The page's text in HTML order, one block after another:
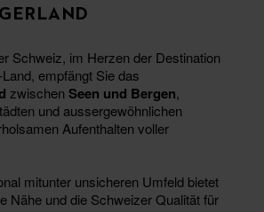
Schweiz, im Herzen der Destination
empfängt Sie das
zwischen Seen und Bergen,
und aussergewöhnlichen
Aufenthalten voller
mitunter unsicheren Umfeld bietet
Nähe und die Schweizer Qualität für